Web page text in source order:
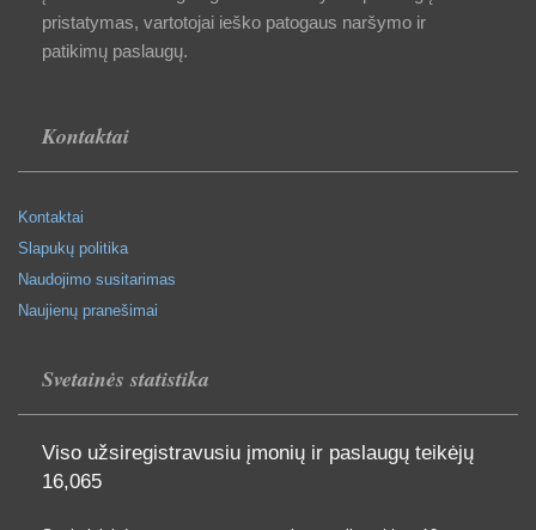
pristatymas, vartotojai ieško patogaus naršymo ir
patikimų paslaugų.
Kontaktai
Kontaktai
Slapukų politika
Naudojimo susitarimas
Naujienų pranešimai
Svetainės statistika
Viso užsiregistravusiu įmonių ir paslaugų teikėjų
16,065